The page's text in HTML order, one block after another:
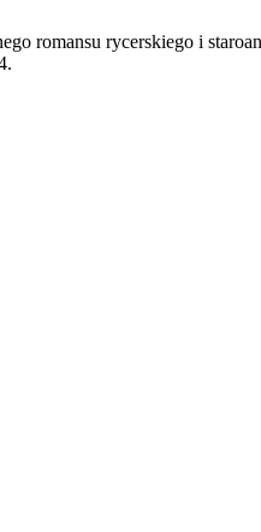
romansu rycerskiego i